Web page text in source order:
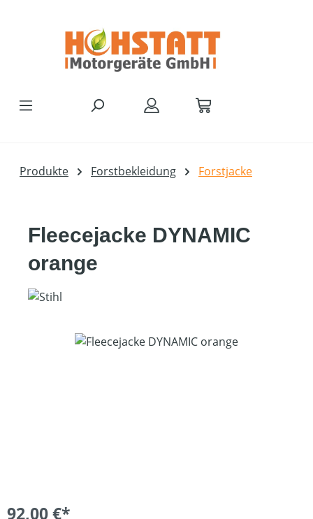
Produkte Forstbekleidung Forstjacke
Fleecejacke DYNAMIC
orange
Bildergalerie überspringen
92,00 €*